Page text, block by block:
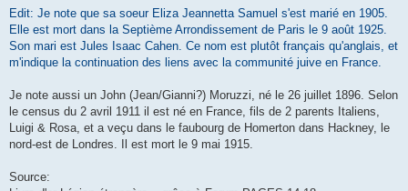
Edit: Je note que sa soeur Eliza Jeannetta Samuel s'est marié en 1905.
Elle est mort dans la Septième Arrondissement de Paris le 9 août 1925.
Son mari est Jules Isaac Cahen. Ce nom est plutôt français qu'anglais, et
m'indique la continuation des liens avec la communité juive en France.
Je note aussi un John (Jean/Gianni?) Moruzzi, né le 26 juillet 1896. Selon
le census du 2 avril 1911 il est né en France, fils de 2 parents Italiens,
Luigi & Rosa, et a veçu dans le faubourg de Homerton dans Hackney, le
nord-est de Londres. Il est mort le 9 mai 1915.
Source: